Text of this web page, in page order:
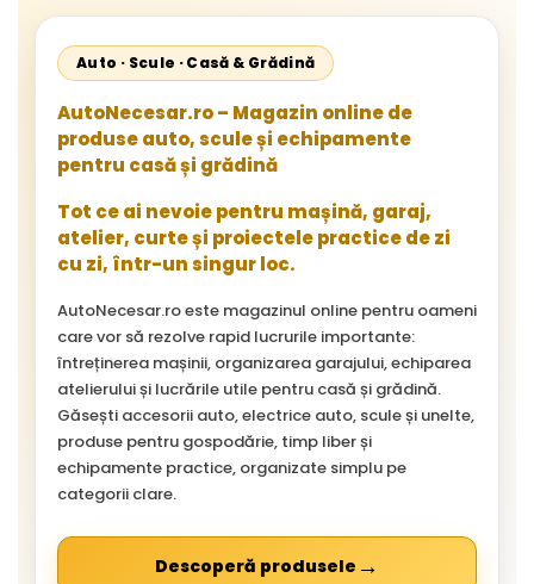
Auto · Scule · Casă & Grădină
AutoNecesar.ro – Magazin online de
produse auto, scule și echipamente
pentru casă și grădină
Tot ce ai nevoie pentru mașină, garaj,
atelier, curte și proiectele practice de zi
cu zi, într-un singur loc.
AutoNecesar.ro este magazinul online pentru oameni
care vor să rezolve rapid lucrurile importante:
întreținerea mașinii, organizarea garajului, echiparea
atelierului și lucrările utile pentru casă și grădină.
Găsești accesorii auto, electrice auto, scule și unelte,
produse pentru gospodărie, timp liber și
echipamente practice, organizate simplu pe
categorii clare.
Descoperă produsele →